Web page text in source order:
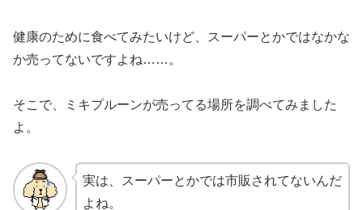
健康のために食べてみたいけど、スーパーとかではなかな
か売ってないですよね……。
そこで、ミキプルーンが売ってる場所を調べてみました
よ。
実は、スーパーとかでは市販されてないんだ
よね。